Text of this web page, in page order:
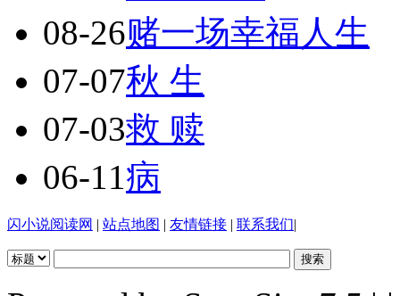
08-26赌一场幸福人生
07-07秋 生
07-03救 赎
06-11病
闪小说阅读网 | 站点地图 | 友情链接 | 联系我们|